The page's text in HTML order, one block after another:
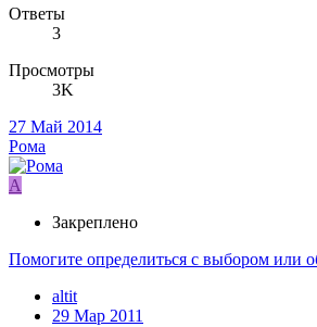
Ответы
3
Просмотры
3K
27 Май 2014
Рома
A
Закреплено
Помогите определиться с выбором или
altit
29 Мар 2011